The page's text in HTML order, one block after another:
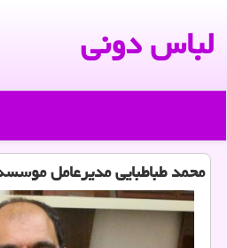
لباس دونی
محمد طباطبایی مدیرعامل